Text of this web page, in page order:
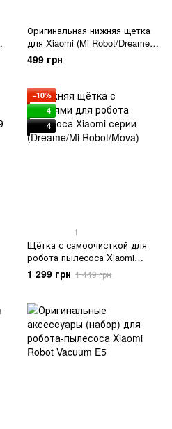
Оригинальная нижняя щетка
для Xiaomi (Mi Robot/Dreame)
серия
499 грн
−10%
4
4
1
Щётка с самоочисткой для
робота пылесоса Xiaomi
серии (Dreame/Mi Robot/Mova)
1 299 грн 1 449 грн